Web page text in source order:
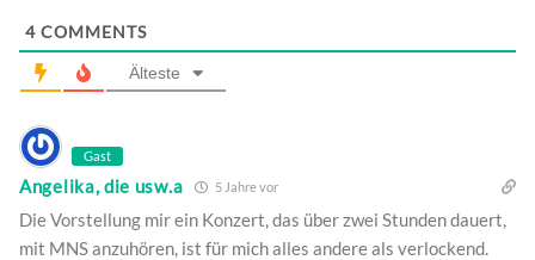
4 COMMENTS
Älteste
Gast
Angelika, die usw.a 5 Jahre vor
Die Vorstellung mir ein Konzert, das über zwei Stunden dauert,
mit MNS anzuhören, ist für mich alles andere als verlockend.